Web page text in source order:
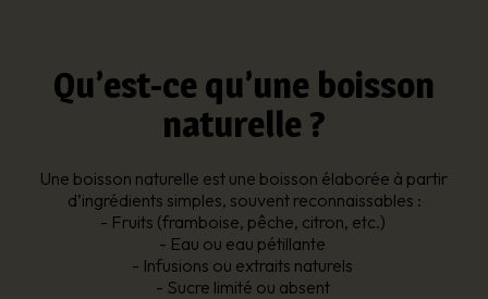
Qu’est-ce qu’une boisson
naturelle ?
Une boisson naturelle est une boisson élaborée à partir
d’ingrédients simples, souvent reconnaissables :
- Fruits (framboise, pêche, citron, etc.)
- Eau ou eau pétillante
- Infusions ou extraits naturels
- Sucre limité ou absent